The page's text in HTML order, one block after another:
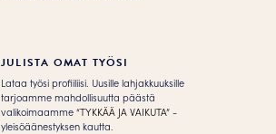
JULISTA OMAT TYÖSI
Lataa työsi profiiliisi. Uusille lahjakkuuksille
tarjoamme mahdollisuutta päästä
valikoimaamme “TYKKÄÄ JA VAIKUTA” -
yleisöäänestyksen kautta.